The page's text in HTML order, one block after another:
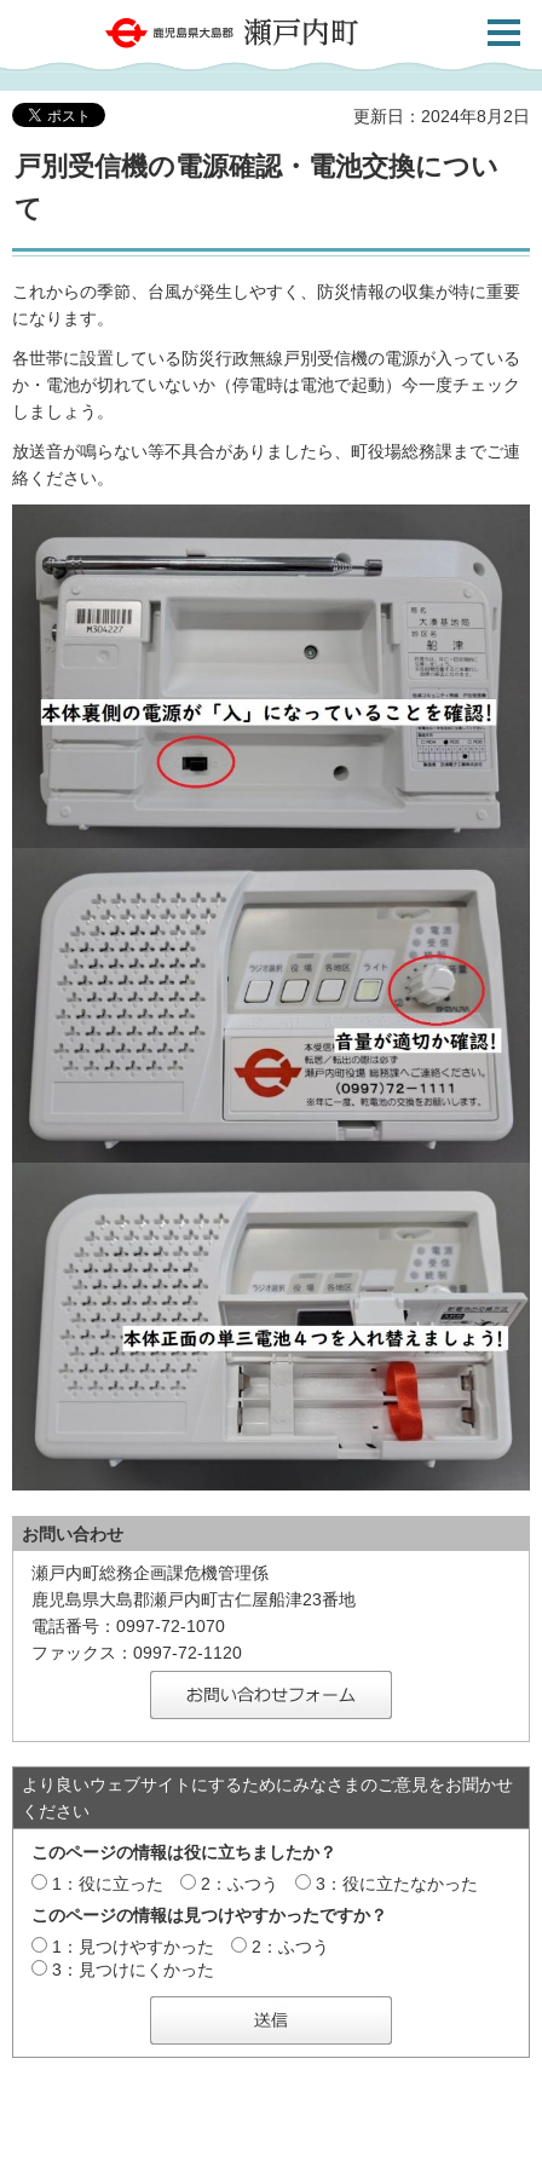
鹿児島県大島郡 瀬戸内町
共通メ
更新日：2024年8月2日
戸別受信機の電源確認・電池交換につい
て
これからの季節、台風が発生しやすく、防災情報の収集が特に重要
になります。
各世帯に設置している防災行政無線戸別受信機の電源が入っている
か・電池が切れていないか（停電時は電池で起動）今一度チェック
しましょう。
放送音が鳴らない等不具合がありましたら、町役場総務課までご連
絡ください。
お問い合わせ
瀬戸内町総務企画課危機管理係
鹿児島県大島郡瀬戸内町古仁屋船津23番地
電話番号：0997-72-1070
ファックス：0997-72-1120
より良いウェブサイトにするためにみなさまのご意見をお聞かせ
ください
このページの情報は役に立ちましたか？
1：役に立った
2：ふつう
3：役に立たなかった
このページの情報は見つけやすかったですか？
1：見つけやすかった
2：ふつう
3：見つけにくかった